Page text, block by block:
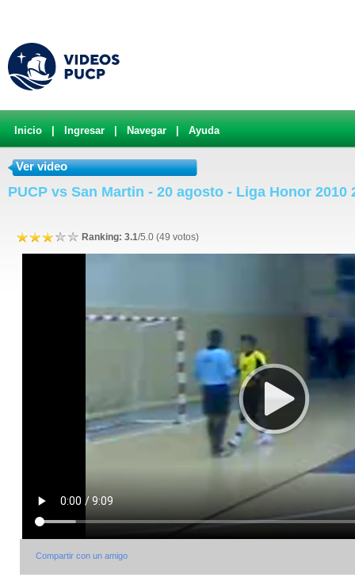
Inicio Ingresar Navegar Ayuda
Ver video
PUCP vs San Martin - 20 agosto - Liga Honor 2010
Ranking: 3.1/5.0 (49 votos)
Compartir con un amigo